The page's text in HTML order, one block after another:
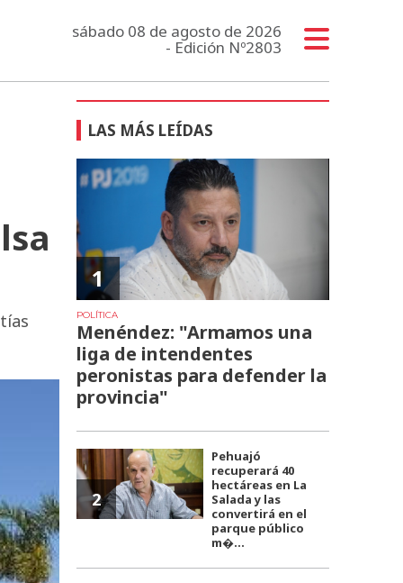
sábado 08 de agosto de 2026
- Edición Nº2803
LAS MÁS LEÍDAS
1
POLÍTICA
Menéndez: "Armamos una
liga de intendentes
peronistas para defender la
provincia"
2
Pehuajó
recuperará 40
hectáreas en La
Salada y las
convertirá en el
parque público
m�...